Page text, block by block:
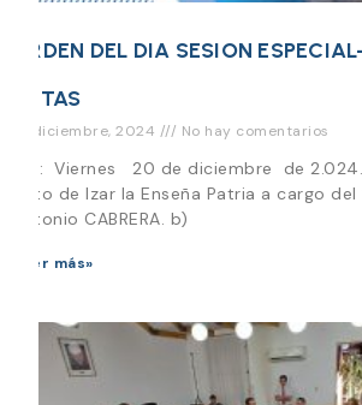
ORDEN DEL DIA SESION
RUTAS
19 diciembre, 2024 No hay comentarios
Día: Viernes 20 de diciembre de
Acto de Izar la Enseña Patria a cargo
Antonio CABRERA. b)
Leer más»